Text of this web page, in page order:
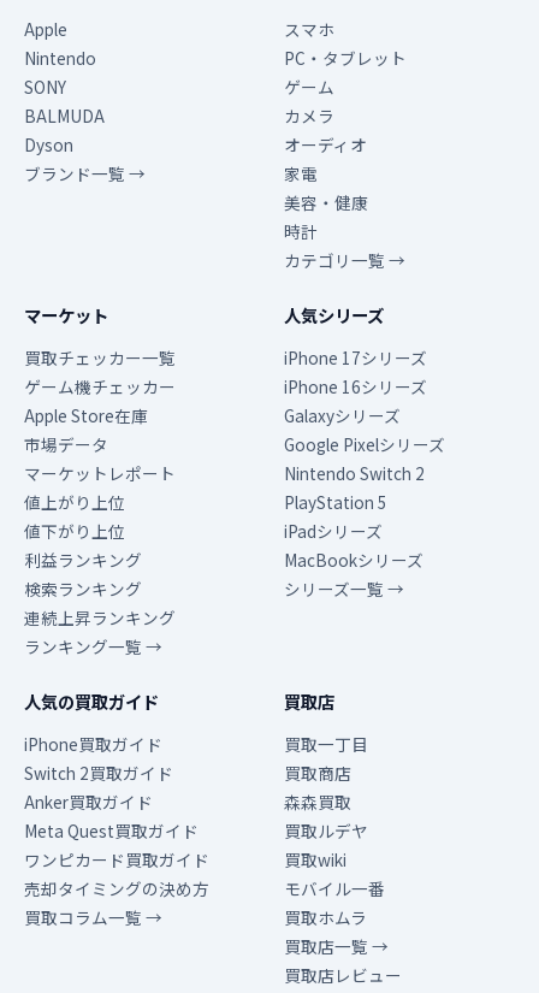
Apple
Nintendo
SONY
BALMUDA
Dyson
ブランド一覧 →
スマホ
PC・タブレット
ゲーム
カメラ
オーディオ
家電
美容・健康
時計
カテゴリ一覧 →
マーケット
買取チェッカー一覧
ゲーム機チェッカー
Apple Store在庫
市場データ
マーケットレポート
値上がり上位
値下がり上位
利益ランキング
検索ランキング
連続上昇ランキング
ランキング一覧 →
人気シリーズ
iPhone 17シリーズ
iPhone 16シリーズ
Galaxyシリーズ
Google Pixelシリーズ
Nintendo Switch 2
PlayStation 5
iPadシリーズ
MacBookシリーズ
シリーズ一覧 →
人気の買取ガイド
iPhone買取ガイド
Switch 2買取ガイド
Anker買取ガイド
Meta Quest買取ガイド
ワンピカード買取ガイド
売却タイミングの決め方
買取コラム一覧 →
買取店
買取一丁目
買取商店
森森買取
買取ルデヤ
買取wiki
モバイル一番
買取ホムラ
買取店一覧 →
買取店レビュー